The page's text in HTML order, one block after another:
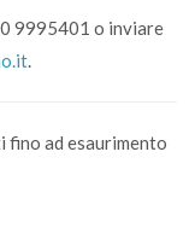
9995401 o inviare
.
ad esaurimento